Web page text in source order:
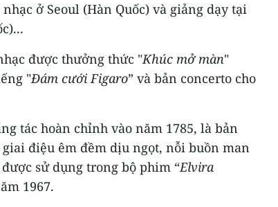
ở Seoul (Hàn Quốc) và giảng dạy tại
được thưởng thức "Khúc mở màn"
"Đám cưới Figaro” và bản concerto cho
tác hoàn chỉnh vào năm 1785, là bản
điệu êm đềm dịu ngọt, nỗi buồn man
sử dụng trong bộ phim “Elvira
1967.